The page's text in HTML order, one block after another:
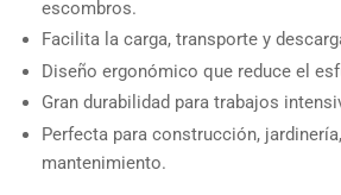
escombros.
Facilita la carga, transporte y
Diseño ergonómico que reduce el
Gran durabilidad para trabajos
Perfecta para construcción,
mantenimiento.